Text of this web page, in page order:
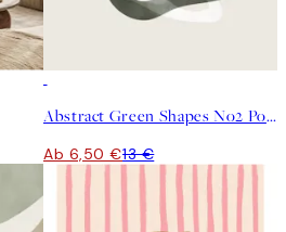
Abstract Green Shapes No2 Poster
Ab 6,50 €13 €